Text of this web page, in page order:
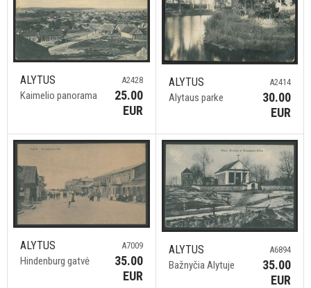
ALYTUS
Kaimelio panorama
A2428
25.00
EUR
ALYTUS
Alytaus parke
A2414
30.00
EUR
ALYTUS
Hindenburg gatvė
A7009
35.00
EUR
ALYTUS
Bažnyčia Alytuje
A6894
35.00
EUR